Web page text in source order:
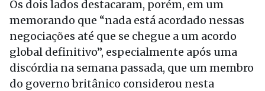
Os dois lados destacaram, porém, em um
memorando que “nada está acordado nessas
negociações até que se chegue a um acordo
global definitivo”, especialmente após uma
discórdia na semana passada, que um membro
do governo britânico considerou nesta